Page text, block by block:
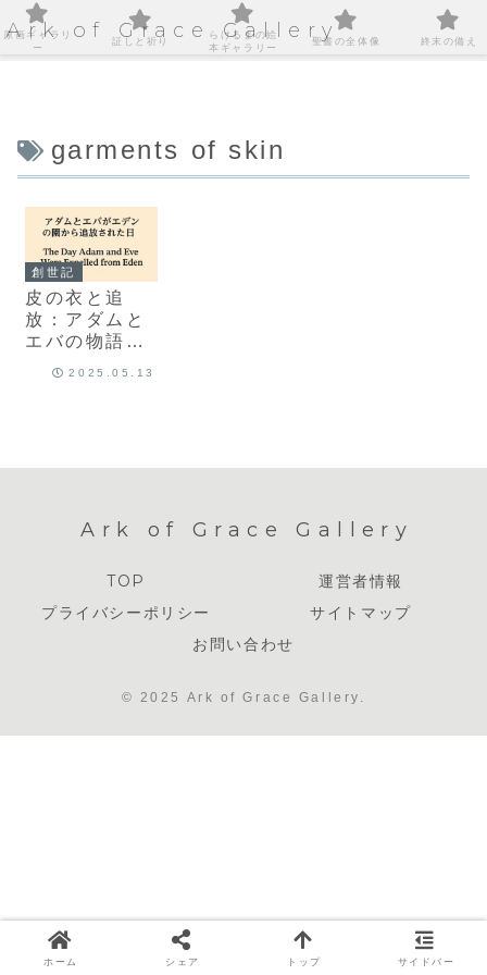
Ark of Grace Gallery
garments of skin
創世記
皮の衣と追
放：アダムと
エバの物語に
2025.05.13
Ark of Grace Gallery
TOP
運営者情報
プライバシーポリシー
サイトマップ
お問い合わせ
© 2025 Ark of Grace Gallery.
原画ギャラリ
ー
証しと祈り
らけるまの絵
本ギャラリー
聖書の全体像 終末の備え
ホーム シェア トップ サイドバー